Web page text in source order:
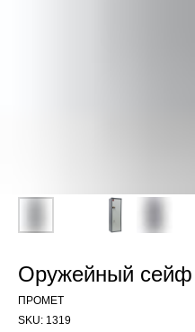
Оружейный
ПРОМЕТ
SKU: 1319